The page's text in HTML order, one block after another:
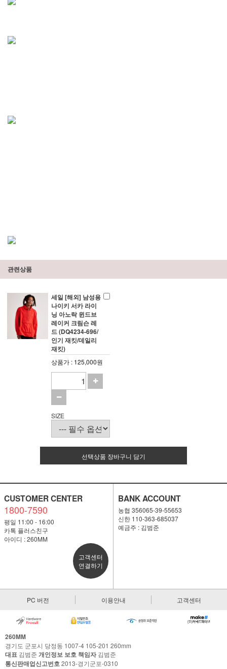
관련상품
세일 [해외] 남성용
나이키 서카 라이
닝 아노락 윈드브
레이커 크림슨 레
드 (DQ4234-696/
인기 재킷/데일리
재킷)
상품가 : 125,000원
SIZE
선택상품 장바구니 담기
CUSTOMER CENTER
1800-7590
평일 11:00 - 16:00
카톡 플러스친구
아이디 : 260MM
고객센터
연결하기
BANK ACCOUNT
농협 356065-39-55653
신한 110-363-685037
예금주 : 김범준
PC 버전 이용안내 고객센터
260MM
경기도 군포시 당정동 1007-4 105-201 260mm
대표 김범준 개인정보 보호 책임자김범준
통신판매업신고번호2013-경기군포-0310